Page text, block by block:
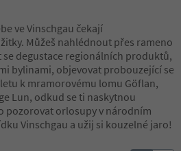
ve Vinschgau čekají
Můžeš nahlédnout přes rameno
degustace regionálních produktů,
bylinami, objevovat probouzející se
k mramorovému lomu Göflan,
Lun, odkud se ti naskytnou
pozorovat orlosupy v národním
Vinschgau a užij si kouzelné jaro!